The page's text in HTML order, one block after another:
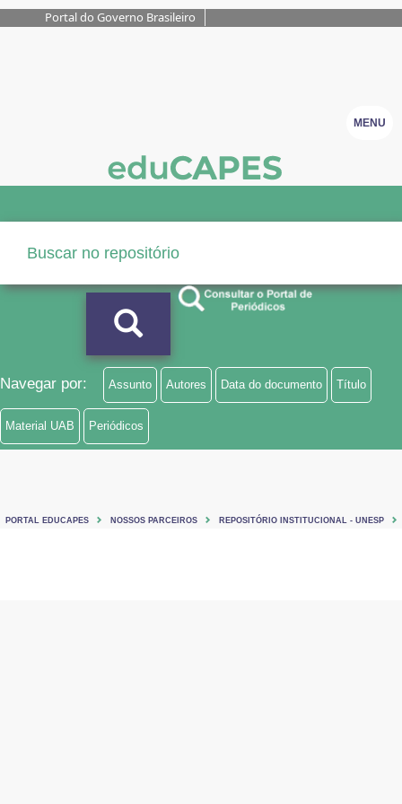
Portal do Governo Brasileiro
MENU
Navegar por: Assunto Autores Data do documento Título
Material UAB Periódicos
PORTAL EDUCAPES NOSSOS PARCEIROS REPOSITÓRIO INSTITUCIONAL - UNESP